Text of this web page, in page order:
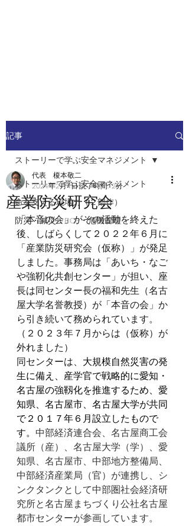
記事
ストーリーで学ぶ安全マネジメント
命を支える現場力（２部作）
防災・減災・BCP・危機管理
ストーリーで学ぶ安全マネジメント
産業防災研究会
代表 榎本敬二
2024年2月4日読了時間: 2分
「本音の会」がその活動を終えた
後、しばらくして２０２２年６月に
「産業防災研究会（仮称）」が発足
しました。事務局は「あいち・なご
や強靭化共創センター」が担い、座
長は同センター長の福和先生（名古
屋大学名誉教授）が「本音の会」か
ら引き続いて務められています。
（２０２３年７月からは（仮称）が
外れました）
同センターは、 大規模自然災害の発
生に備え、産学官で戦略的に愛知・
名古屋の強靱化を推進するため、愛
知県、名古屋市、名古屋大学が共同
で２０１７年６月設立したもので
す。 中部経済連合会、名古屋商工会
議所（産）、名古屋大学（学）、愛
知県、名古屋市、中部地方整備局、
中部経済産業局（官）が連携し、シ
ンクタンクとして中部圏社会経済研
究所と名古屋まちづくり公社名古屋
都市センターが参画しています。